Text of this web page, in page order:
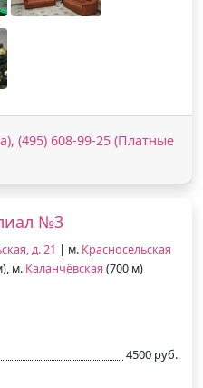
(495) 608-99-25 (Платные
№3
д. 21 | м. Красносельская
м. Каланчёвская (700 м)
4500 руб.